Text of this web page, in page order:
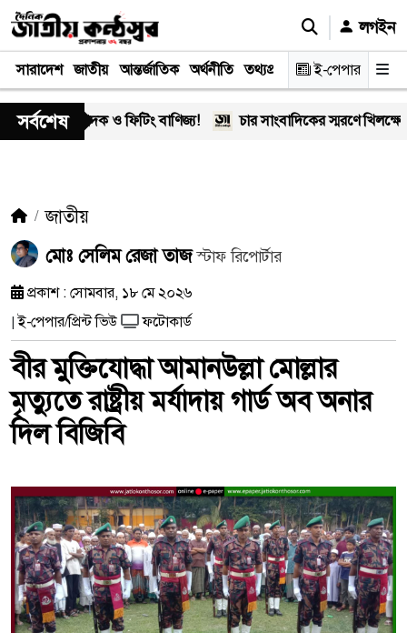
লগইন
সারাদেশ জাতীয় আন্তর্জাতিক অর্থনীতি তথ্যপ্রযুক্তি স্বাস্থ্য আইন-
ই-পেপার
সর্বশেষ
এর মাদক ও ফিটিং বাণিজ্য! চার সাংবাদিকের স্মরণে খিলক্ষেত প্রেস
জাতীয়
মোঃ সেলিম রেজা তাজস্টাফ রিপোর্টার
প্রকাশ : সোমবার, ১৮ মে ২০২৬
| ই-পেপার/প্রিন্ট ভিউ ফটোকার্ড
বীর মুক্তিযোদ্ধা আমানউল্লা মোল্লার
মৃত্যুতে রাষ্ট্রীয় মর্যাদায় গার্ড অব অনার
দিল বিজিবি